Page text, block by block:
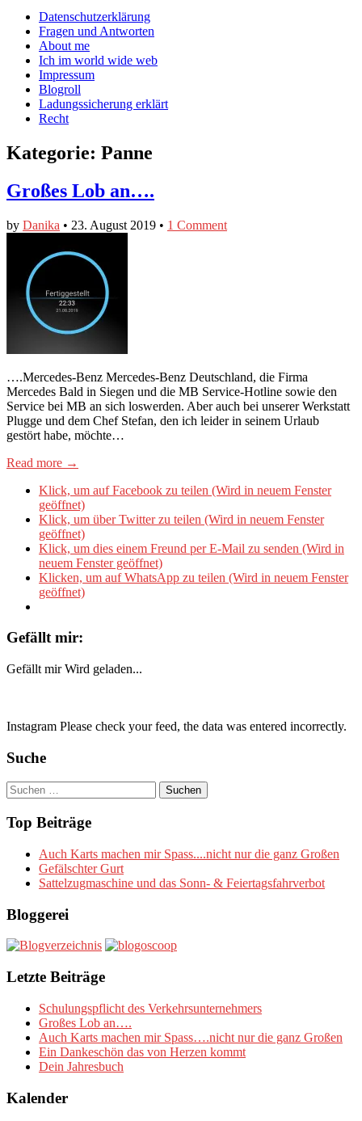
Facebook
anzeigen
Twitter
anzeigen
auf
Instagram
anzeigen
Main
menu
Skip
content
Datenschutzerklärung
Fragen und Antworten
About me
Ich im world wide web
Impressum
Blogroll
Ladungssicherung erklärt
Recht
Kategorie: Panne
Großes Lob an….
by Danika • 23. August 2019 • 1 Comment
….Mercedes-Benz Mercedes-Benz Deutschland, die Firma
Mercedes Bald in Siegen und die MB Service-Hotline sowie den
Service bei MB an sich loswerden. Aber auch bei unserer Werkstatt
Plugge und dem Chef Stefan, den ich leider in seinem Urlaub
gestört habe, möchte…
Read more →
Klick, um auf Facebook zu teilen (Wird in neuem Fenster
geöffnet)
Klick, um über Twitter zu teilen (Wird in neuem Fenster
geöffnet)
Klick, um dies einem Freund per E-Mail zu senden (Wird in
neuem Fenster geöffnet)
Klicken, um auf WhatsApp zu teilen (Wird in neuem Fenster
geöffnet)
Gefällt mir:
Gefällt mir Wird geladen...
Instagram Please check your feed, the data was entered incorrectly.
Suche
Suchen
nach:
Top Beiträge
Auch Karts machen mir Spass....nicht nur die ganz Großen
Gefälschter Gurt
Sattelzugmaschine und das Sonn- & Feiertagsfahrverbot
Bloggerei
Letzte Beiträge
Schulungspflicht des Verkehrsunternehmers
Großes Lob an….
Auch Karts machen mir Spass….nicht nur die ganz Großen
Ein Dankeschön das von Herzen kommt
Dein Jahresbuch
Kalender